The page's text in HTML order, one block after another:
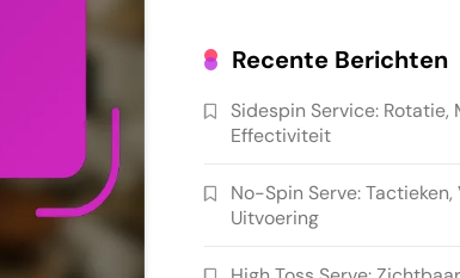
Recente Berichten
Sidespin Service: Rotatie,
Effectiviteit
No-Spin Serve: Tactieken,
Uitvoering